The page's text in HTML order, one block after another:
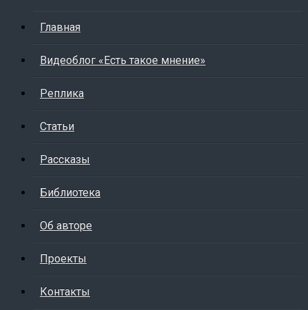
Главная
Видеоблог «Есть такое мнение»
Реплика
Статьи
Рассказы
Библиотека
Об авторе
Проекты
Контакты